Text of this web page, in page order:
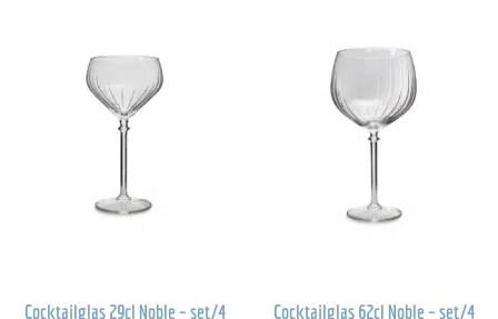
Cocktailglas 29cl Noble – set/4 Cocktailglas 62cl Noble – set/4